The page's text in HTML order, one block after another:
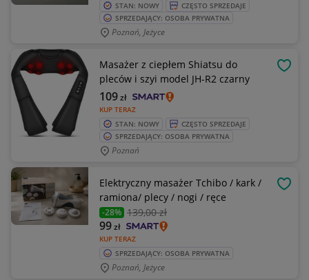
STAN: NOWY
CZĘSTO SPRZEDAJE
SPRZEDAJĄCY: OSOBA PRYWATNA
Poznań, Jeżyce
Masażer z ciepłem Shiatsu do
pleców i szyi model JH-R2 czarny
KUP TERAZ
109zł
STAN: NOWY
CZĘSTO SPRZEDAJE
SPRZEDAJĄCY: OSOBA PRYWATNA
Poznań
Elektryczny masażer Tchibo / kark /
ramiona/ plecy / nogi / ręce
-28% 139,00 zł
KUP TERAZ
99zł
SPRZEDAJĄCY: OSOBA PRYWATNA
Poznań, Jeżyce